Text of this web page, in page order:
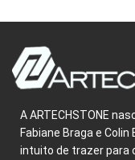
A ARTECHSTONE
Fabiane Braga e
intuito de trazer para